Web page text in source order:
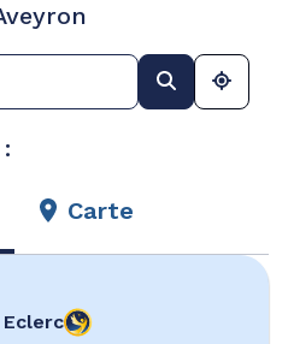
Carte
Eclerc